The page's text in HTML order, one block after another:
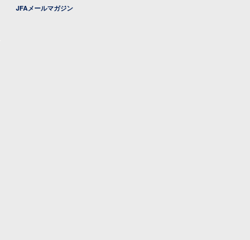
JFAメールマガジン